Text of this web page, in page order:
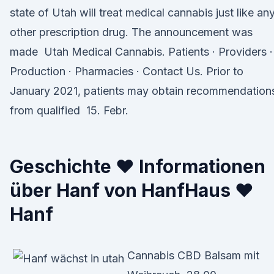
state of Utah will treat medical cannabis just like
other prescription drug. The announcement was
made Utah Medical Cannabis. Patients · Providers ·
Production · Pharmacies · Contact Us. Prior to
January 2021, patients may obtain
from qualified 15. Febr.
Geschichte ♥ Informationen
über Hanf von HanfHaus ♥
Hanf
Cannabis CBD Balsam mit